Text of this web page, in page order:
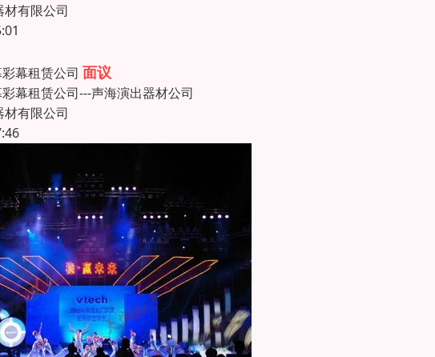
有限公司
幕租赁公司 面议
幕租赁公司---声海演出器材公司
有限公司